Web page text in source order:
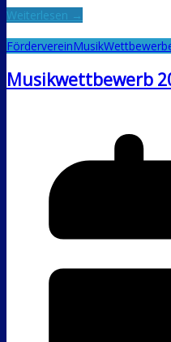
Weiterlesen →
FördervereinMusik
Musikwettbewerb